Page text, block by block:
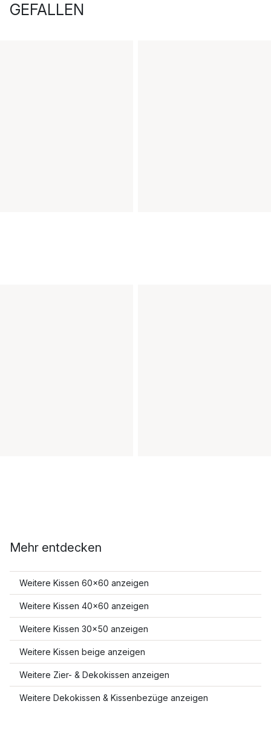
GEFALLEN
Mehr entdecken
Weitere Kissen 60x60 anzeigen
Weitere Kissen 40x60 anzeigen
Weitere Kissen 30x50 anzeigen
Weitere Kissen beige anzeigen
Weitere Zier- & Dekokissen anzeigen
Weitere Dekokissen & Kissenbezüge anzeigen